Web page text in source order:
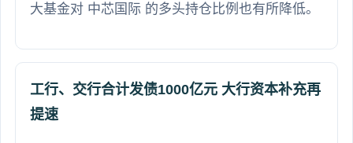
大基金对 中芯国际 的多头持仓比例也有所降低。
工行、交行合计发债1000亿元 大行资本补充再
提速